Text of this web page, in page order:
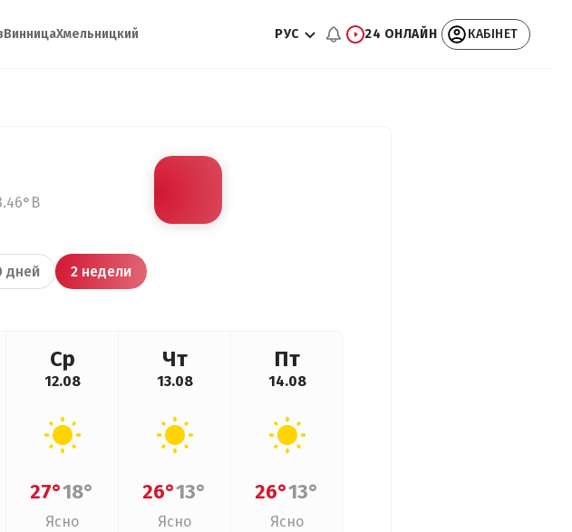
ВинницаХмельницкий РУС 24 ОНЛАЙН КАБІНЕТ
дней 2 недели
Ср
12.08
27°18°
Ясно
Чт
13.08
26°13°
Ясно
Пт
14.08
26°13°
Ясно